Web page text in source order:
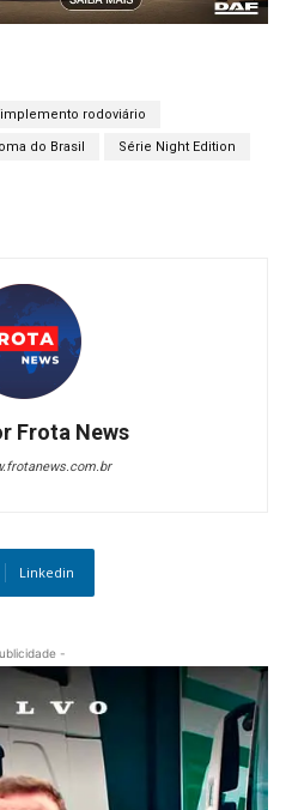
implemento rodoviário
do Brasil Série Night Edition
Frota News
Linkedin
-